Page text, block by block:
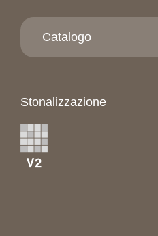
Catalogo
Stonalizzazione